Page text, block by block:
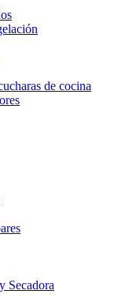
de cocina
Secadora